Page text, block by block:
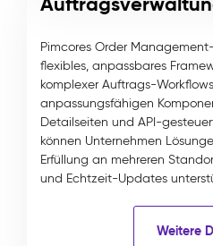
Pimcores Order
flexibles, anpassbares
komplexer Auftrags-
anpassungsfähigen
Detailseiten und API-
können Unternehmen
Erfüllung an mehreren
und Echtzeit-Updates
Weitere